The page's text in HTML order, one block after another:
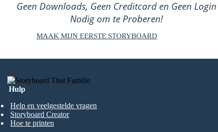
Geen Downloads, Geen Creditcard en Geen Login
Nodig om te Proberen!
MAAK MIJN EERSTE STORYBOARD
Hulp
Help en veelgestelde vragen
Storyboard Creator
Hoe te printen